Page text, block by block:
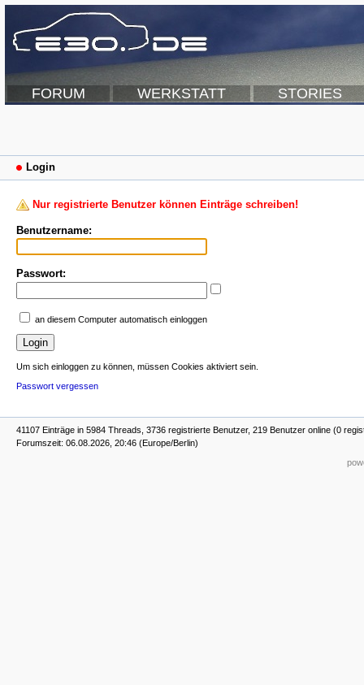
FORUM WERKSTATT STORIES
Login
Nur registrierte Benutzer können Einträge schreiben!
Benutzername:
Passwort:
an diesem Computer automatisch einloggen
Um sich einloggen zu können, müssen Cookies aktiviert sein.
Passwort vergessen
41107 Einträge in 5984 Threads, 3736 registrierte Benutzer, 219 Benutzer online (0
Forumszeit: 06.08.2026, 20:46 (Europe/Berlin)